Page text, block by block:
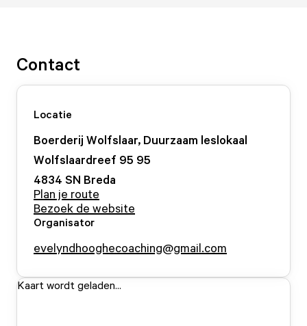
Contact
Locatie
Boerderij Wolfslaar, Duurzaam leslokaal
Wolfslaardreef 95 95
4834 SN Breda
Plan je route
Bezoek de website
Organisator
evelyndhooghecoaching@gmail.com
Kaart wordt geladen...